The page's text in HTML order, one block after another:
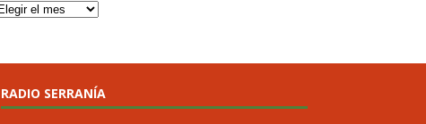
RADIO SERRANÍA